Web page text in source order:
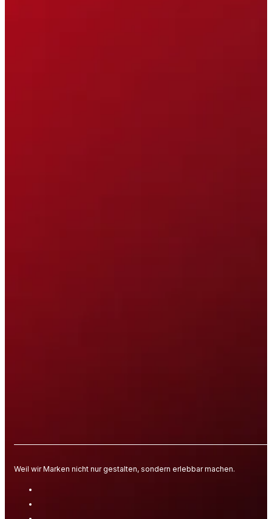
Weil wir Marken nicht nur gestalten, sondern erlebbar machen.